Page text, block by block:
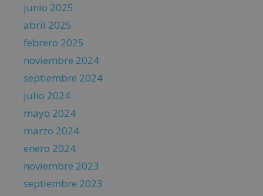
junio 2025
abril 2025
febrero 2025
noviembre 2024
septiembre 2024
julio 2024
mayo 2024
marzo 2024
enero 2024
noviembre 2023
septiembre 2023